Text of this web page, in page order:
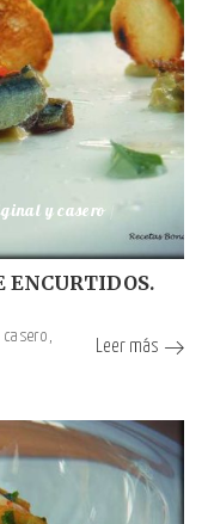
y casero
ENCURTIDOS.
casero
Leer más